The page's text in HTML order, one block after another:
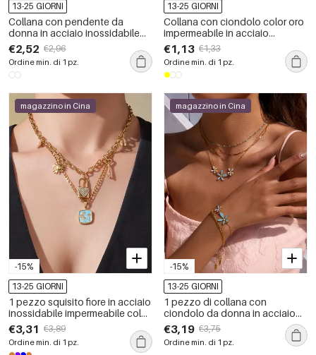
13-25 GIORNI
Collana con pendente da
donna in acciaio inossidabile
impermeabile color oro con
zirconi
€2,52 €2,96
Ordine min. di 1 pz.
13-25 GIORNI
Collana con ciondolo color oro
impermeabile in acciaio
inossidabile da 1 pezzo
€1,13 €1,33
Ordine min. di 1 pz.
-15%
magazzino in Cina
13-25 GIORNI
1 pezzo squisito fiore in acciaio
inossidabile impermeabile color
oro collane con ciondolo da
donna
€3,31 €3,89
Ordine min. di 1 pz.
-15%
magazzino in Cina
13-25 GIORNI
1 pezzo di collana con
ciondolo da donna in acciaio
inossidabile color oro
impermeabile con fiore delicato
€3,19 €3,75
Ordine min. di 1 pz.